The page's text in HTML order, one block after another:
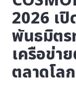
2026 เปิ
พันธมิตร
เครือข่า
ตลาดโลก